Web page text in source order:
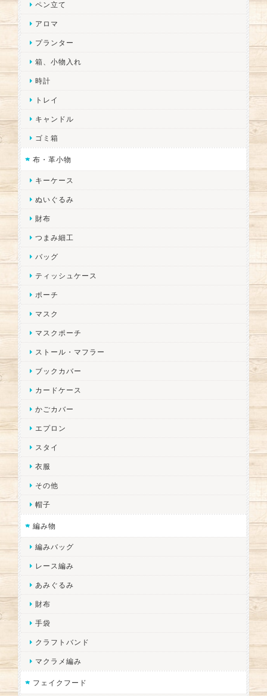
ペン立て
アロマ
プランター
箱、小物入れ
時計
トレイ
キャンドル
ゴミ箱
布・革小物
キーケース
ぬいぐるみ
財布
つまみ細工
バッグ
ティッシュケース
ポーチ
マスク
マスクポーチ
ストール・マフラー
ブックカバー
カードケース
かごカバー
エプロン
スタイ
衣服
その他
帽子
編み物
編みバッグ
レース編み
あみぐるみ
財布
手袋
クラフトバンド
マクラメ編み
フェイクフード